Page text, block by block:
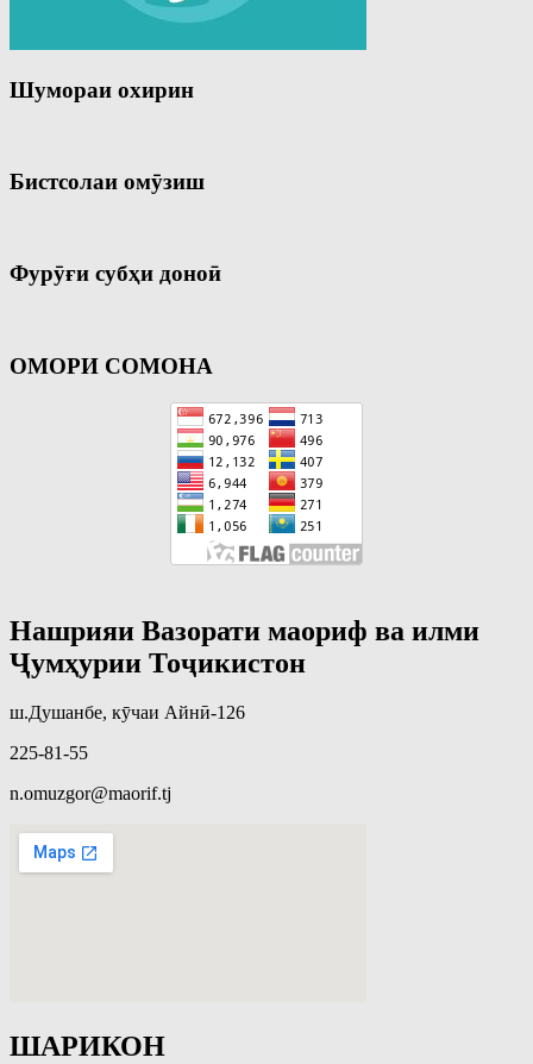
Шумораи охирин
Бистсолаи омӯзиш
Фурӯғи субҳи доноӣ
ОМОРИ СОМОНА
Нашрияи Вазорати маориф ва илми
Ҷумҳурии Тоҷикистон
ш.Душанбе, кӯчаи Айнӣ-126
225-81-55
n.omuzgor@maorif.tj
ШАРИКОН